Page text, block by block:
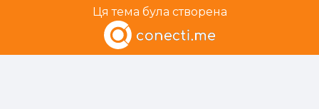
Ця тема була створена